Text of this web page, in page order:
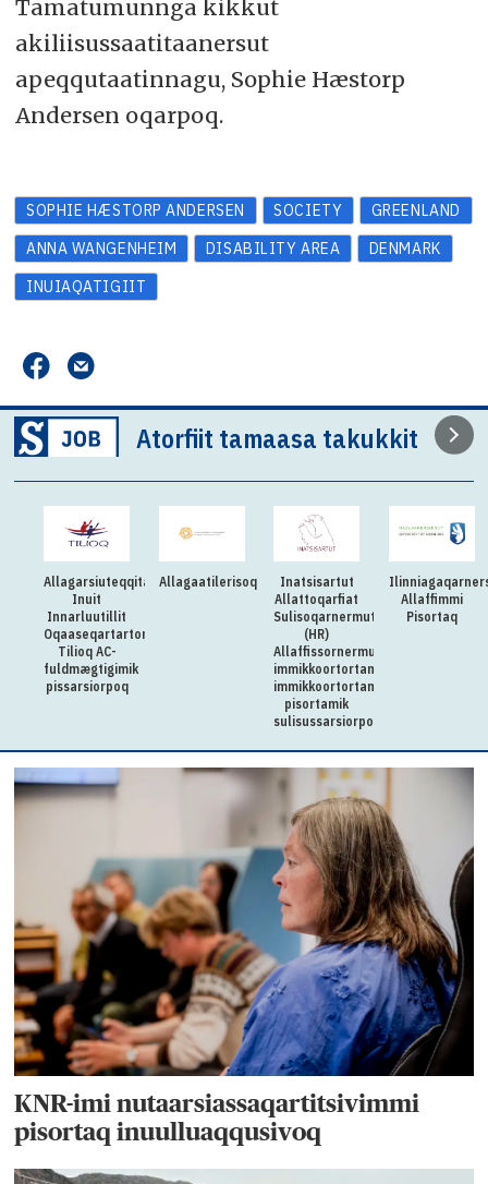
Tamatumunnga kikkut
akiliisussaatitaanersut
apeqqutaatinnagu, Sophie Hæstorp
Andersen oqarpoq.
SOPHIE HÆSTORP ANDERSEN SOCIETY
GREENLAND
ANNA WANGENHEIM
DISABILITY AREA
DENMARK
INUIAQATIGIIT
Atorfiit tamaasa takukkit
Allagarsiuteqqitaq:
Inuit
Innarluutillit
Oqaaseqartartorqarfia
Tilioq AC-
fuldmægtigimik
pissarsiorpoq
Allagaatilerisoq
Inatsisartut
Allattoqarfiat
Sulisoqarnermut
(HR)
Allaffissornermullu
immikkoortortamut
immikkoortortami
pisortamik
sulisussarsiorpoq
Allaffimmi
Pisortaq
KNR-imi nutaarsiassaqartitsivimmi
pisortaq inuulluaqqusivoq